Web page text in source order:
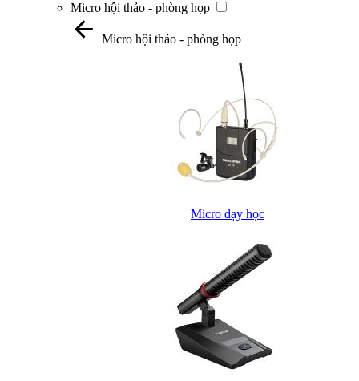
Micro hội thảo - phòng họp
Micro hội thảo - phòng họp
Micro dạy học